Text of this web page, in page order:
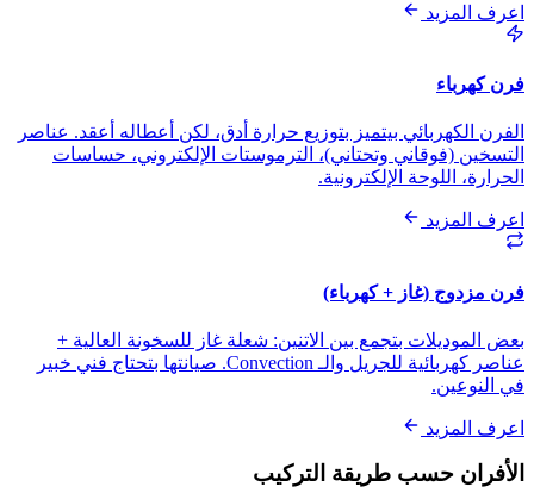
اعرف المزيد
فرن كهرباء
الفرن الكهربائي بيتميز بتوزيع حرارة أدق، لكن أعطاله أعقد. عناصر
التسخين (فوقاني وتحتاني)، الترموستات الإلكتروني، حساسات
الحرارة، اللوحة الإلكترونية.
اعرف المزيد
فرن مزدوج (غاز + كهرباء)
بعض الموديلات بتجمع بين الاتنين: شعلة غاز للسخونة العالية +
عناصر كهربائية للجريل والـ Convection. صيانتها بتحتاج فني خبير
في النوعين.
اعرف المزيد
الأفران حسب طريقة التركيب